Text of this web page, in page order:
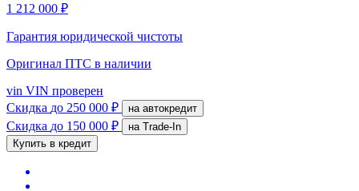
1 212 000 ₽
Гарантия юридической чистоты
Оригинал ПТС в наличии
vin VIN проверен
Скидка до 250 000 ₽ на автокредит
Скидка до 150 000 ₽
на Trade-In
Купить в кредит